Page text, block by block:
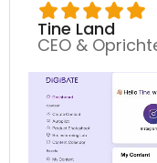
Tine Land
CEO &